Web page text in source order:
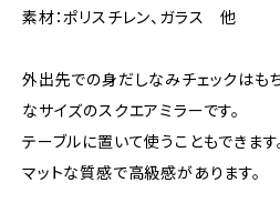
素材：ポリスチレン、ガラス 他
外出先での身だしなみチェックはも
なサイズのスクエアミラーです。
テーブルに置いて使うこともできます
マットな質感で高級感があります。